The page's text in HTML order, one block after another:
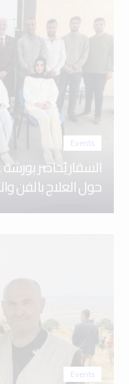
Events
السقار يُحاضر
حول العلاج بالفن
Events